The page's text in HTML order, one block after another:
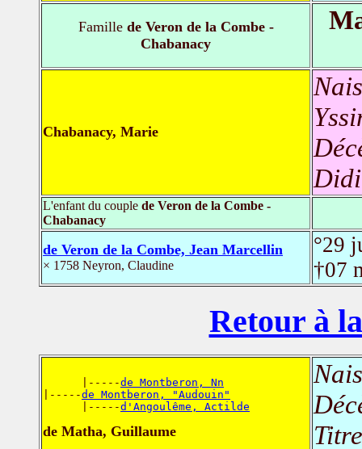
Famillede Veron de la Combe -
Chabanacy
Chabanacy, Marie
L'enfant du couple de Veron de la Combe -
Chabanacy
de Veron de la Combe, Jean Marcellin
× 1758 Neyron, Claudine
°29
†07
Retour à
      |-----
de Montberon, Nn
|-----de Montberon, "Audouin"
      |-----
d'Angoulême, Actilde
de Matha, Guillaume